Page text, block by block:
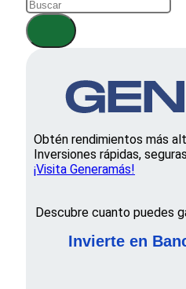
Obtén rendimientos más
Inversiones rápidas,
¡Visita Generamás!
Descubre cuanto puedes
Invierte en